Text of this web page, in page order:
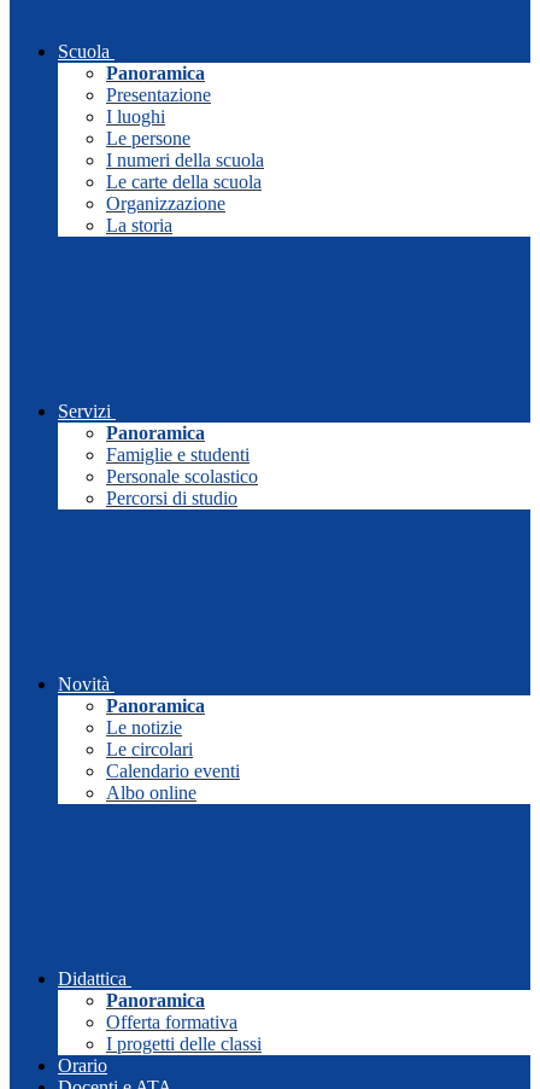
Scuola
Panoramica
Presentazione
I luoghi
Le persone
I numeri della scuola
Le carte della scuola
Organizzazione
La storia
Servizi
Panoramica
Famiglie e studenti
Personale scolastico
Percorsi di studio
Novità
Panoramica
Le notizie
Le circolari
Calendario eventi
Albo online
Didattica
Panoramica
Offerta formativa
I progetti delle classi
Orario